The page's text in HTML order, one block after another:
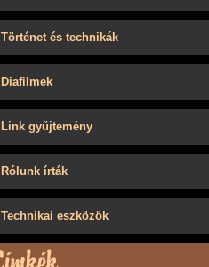
Történet és technikák
Diafilmek
Link gyűjtemény
Rólunk írták
Technikai eszközök